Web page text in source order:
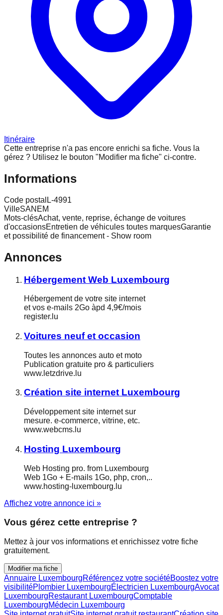
Itinéraire
Cette entreprise n'a pas encore enrichi sa fiche. Vous la
gérez ? Utilisez le bouton "Modifier ma fiche" ci-contre.
Informations
Code postal L-4991
VilleSANEM
Mots-clésAchat, vente, reprise, échange de voitures
d'occasionsEntretien de véhicules toutes marquesGarantie
et possibilité de financement - Show room
Annonces
Hébergement Web Luxembourg
Hébergement de votre site internet
et vos e-mails 2Go àpd 4,9€/mois
register.lu
Voitures neuf et occasion
Toutes les annonces auto et moto
Publication gratuite pro & particuliers
www.letzdrive.lu
Création site internet Luxembourg
Développement site internet sur
mesure. e-commerce, vitrine, etc.
www.webcms.lu
Hosting Luxembourg
Web Hosting pro. from Luxembourg
Web 1Go + E-mails 1Go, php, cron,..
www.hosting-luxembourg.lu
Affichez votre annonce ici »
Vous gérez cette entreprise ?
Mettez à jour vos informations et enrichissez votre fiche
gratuitement.
Modifier ma fiche
Annuaire LuxembourgRéférencez votre sociétéBoostez votre
visibilitéPlombier LuxembourgÉlectricien LuxembourgAvocat
LuxembourgRestaurant LuxembourgComptable
LuxembourgMédecin Luxembourg